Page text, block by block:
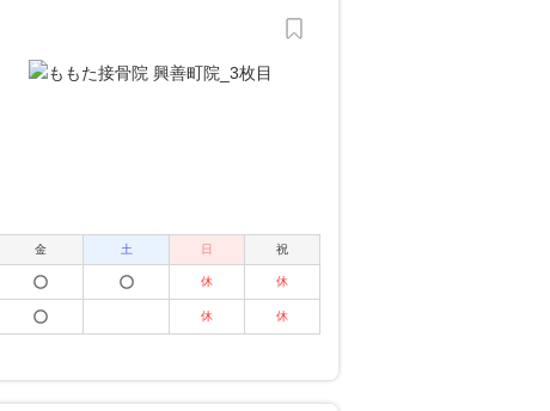
金 土 日 祝
休 休
休
休